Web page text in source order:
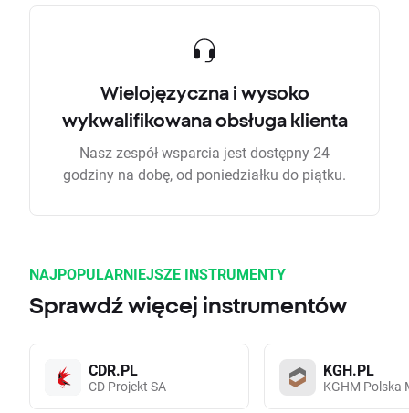
Wielojęzyczna i wysoko
wykwalifikowana obsługa klienta
Nasz zespół wsparcia jest dostępny 24
godziny na dobę, od poniedziałku do piątku.
NAJPOPULARNIEJSZE INSTRUMENTY
Sprawdź więcej instrumentów
CDR.PL
CD Projekt SA
KGH.PL
KGHM Polska